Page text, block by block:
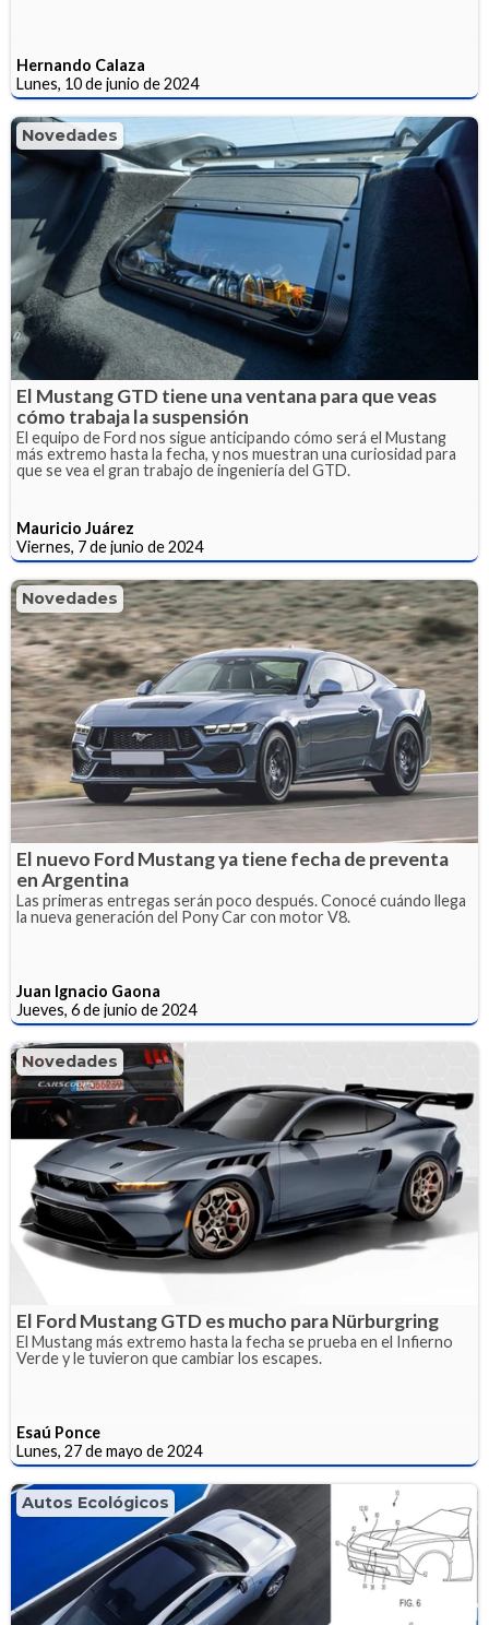
Hernando Calaza
Lunes, 10 de junio de 2024
Novedades
El Mustang GTD tiene una ventana para que veas
cómo trabaja la suspensión
El equipo de Ford nos sigue anticipando cómo será el Mustang
más extremo hasta la fecha, y nos muestran una curiosidad para
que se vea el gran trabajo de ingeniería del GTD.
Mauricio Juárez
Viernes, 7 de junio de 2024
Novedades
El nuevo Ford Mustang ya tiene fecha de preventa
en Argentina
Las primeras entregas serán poco después. Conocé cuándo llega
la nueva generación del Pony Car con motor V8.
Juan Ignacio Gaona
Jueves, 6 de junio de 2024
Novedades
El Ford Mustang GTD es mucho para Nürburgring
El Mustang más extremo hasta la fecha se prueba en el Infierno
Verde y le tuvieron que cambiar los escapes.
Esaú Ponce
Lunes, 27 de mayo de 2024
Autos Ecológicos